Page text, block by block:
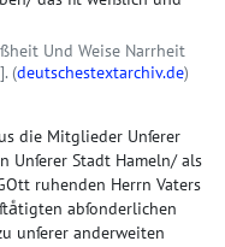
Und Weise Narrheit
(deutschestextarchiv.de)
die Mitglieder Unſerer
Unſerer Stadt Hameln/ als
ruhenden Herrn Vaters
abſonderlichen
unſerer anderweiten